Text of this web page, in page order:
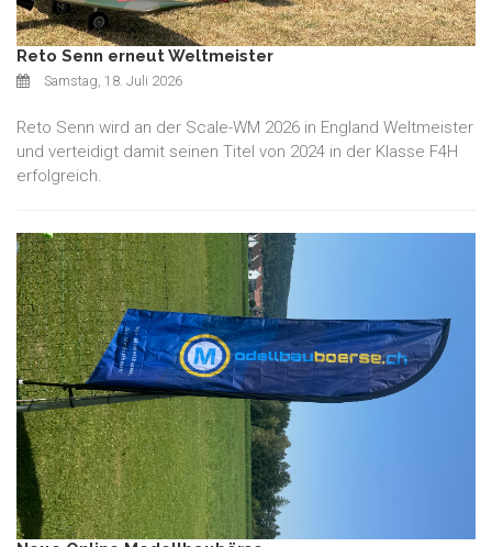
Reto Senn erneut Weltmeister
Samstag, 18. Juli 2026
Reto Senn wird an der Scale-WM 2026 in England Weltmeister
und verteidigt damit seinen Titel von 2024 in der Klasse F4H
erfolgreich.